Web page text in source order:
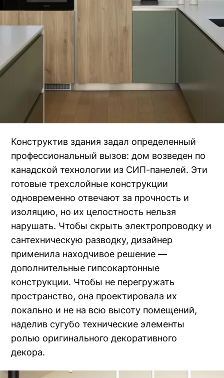
Конструктив здания задал определенный
профессиональный вызов: дом возведен по
канадской технологии из СИП-панелей. Эти
готовые трехслойные конструкции
одновременно отвечают за прочность и
изоляцию, но их целостность нельзя
нарушать. Чтобы скрыть электропроводку и
сантехническую разводку, дизайнер
применила находчивое решение —
дополнительные гипсокартонные
конструкции. Чтобы не перегружать
пространство, она проектировала их
локально и не на всю высоту помещений,
наделив сугубо технические элементы
ролью оригинального декоративного
декора.